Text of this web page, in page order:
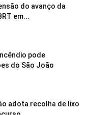
do avanço da
em...
pode
do São João
adota recolha de lixo